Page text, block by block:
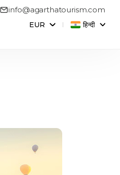
EUR हिन्दी
info@agarthatourism.com